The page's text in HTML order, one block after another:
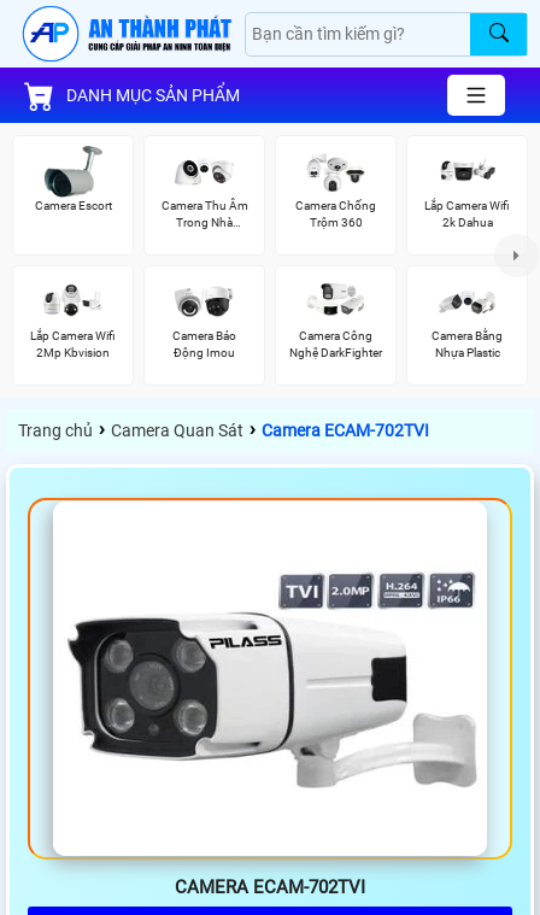
DANH MỤC SẢN PHẨM
Camera Escort
Camera Thu Âm
Trong Nhà
Camera Chống
Trộm 360
Lắp Camera Wifi
2k Dahua
Lắp Camera Wifi
2Mp Kbvision
Camera Báo
Động Imou
Camera Công
Nghệ DarkFighter
Camera Bằng
Nhựa Plastic
Trang chủ › Camera Quan Sát › Camera ECAM-702TVI
CAMERA ECAM-702TVI